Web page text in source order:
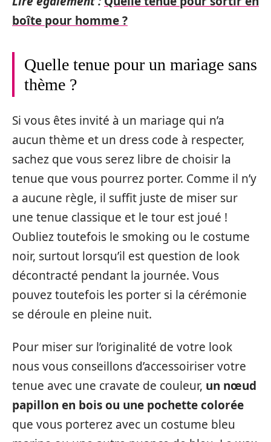
boîte pour homme ?
Quelle tenue pour un mariage sans
thème ?
Si vous êtes invité à un mariage qui n’a
aucun thème et un dress code à respecter,
sachez que vous serez libre de choisir la
tenue que vous pourrez porter. Comme il n’y
a aucune règle, il suffit juste de miser sur
une tenue classique et le tour est joué !
Oubliez toutefois le smoking ou le costume
noir, surtout lorsqu’il est question de look
décontracté pendant la journée. Vous
pouvez toutefois les porter si la cérémonie
se déroule en pleine nuit.
Pour miser sur l’originalité de votre look
nous vous conseillons d’accessoiriser votre
tenue avec une cravate de couleur, un nœud
papillon en bois ou une pochette colorée
que vous porterez avec un costume bleu